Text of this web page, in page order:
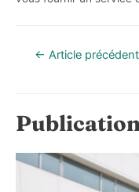
Navigation
← Article précédent